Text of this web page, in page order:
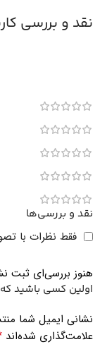
نقد و بررسی
نقد و بررسی‌ها
فقط نظرات با
هنوز بررسی‌ای ثبت
اولین کسی باشید
نشانی ایمیل شما
علامت‌گذاری شده‌اند